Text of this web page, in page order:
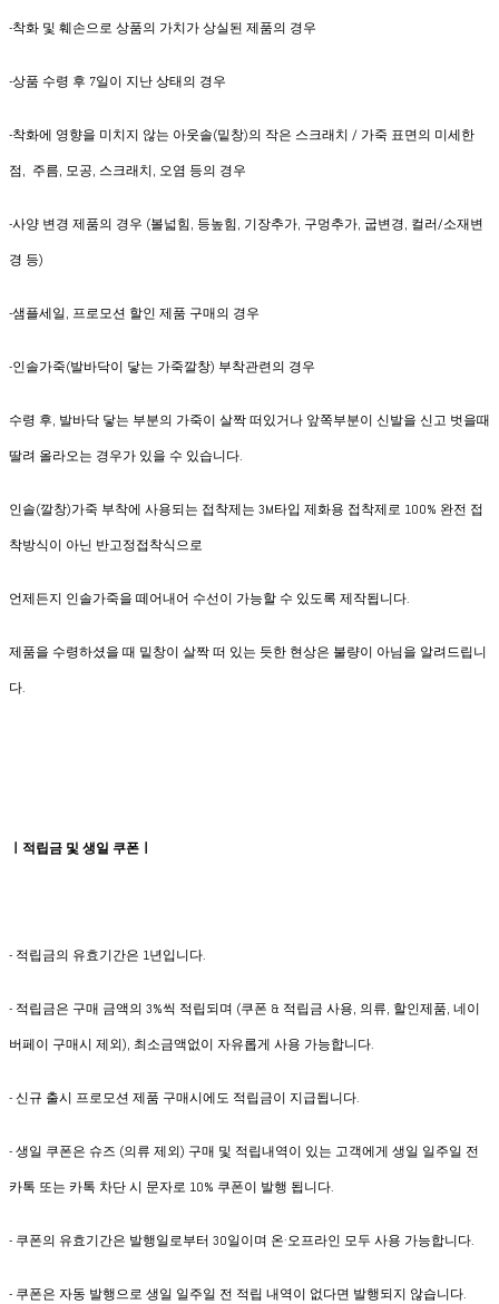
-착화 및 훼손으로 상품의 가치가 상실된 제품의 경우
-상품 수령 후 7일이 지난 상태의 경우
-착화에 영향을 미치지 않는 아웃솔(밑창)의 작은 스크래치 / 가죽 표면의 미세한
점, 주름, 모공, 스크래치, 오염 등의 경우
-사양 변경 제품의 경우 (볼넓힘, 등높힘, 기장추가, 구멍추가, 굽변경, 컬러/소재변
경 등)
-샘플세일, 프로모션 할인 제품 구매의 경우
-인솔가죽(발바닥이 닿는 가죽깔창) 부착관련의 경우
수령 후, 발바닥 닿는 부분의 가죽이 살짝 떠있거나 앞쪽부분이 신발을 신고 벗을때
딸려 올라오는 경우가 있을 수 있습니다.
인솔(깔창)가죽 부착에 사용되는 접착제는 3M타입 제화용 접착제로 100% 완전 접
착방식이 아닌 반고정접착식으로
언제든지 인솔가죽을 떼어내어 수선이 가능할 수 있도록 제작됩니다.
제품을 수령하셨을 때 밑창이 살짝 떠 있는 듯한 현상은 불량이 아님을 알려드립니
다.
ㅣ적립금 및 생일 쿠폰ㅣ
- 적립금의 유효기간은 1년입니다.
- 적립금은 구매 금액의 3%씩 적립되며 (쿠폰 & 적립금 사용, 의류, 할인제품, 네이
버페이 구매시 제외), 최소금액없이 자유롭게 사용 가능합니다.
- 신규 출시 프로모션 제품 구매시에도 적립금이 지급됩니다.
- 생일 쿠폰은 슈즈 (의류 제외) 구매 및 적립내역이 있는 고객에게 생일 일주일 전
카톡 또는 카톡 차단 시 문자로 10% 쿠폰이 발행 됩니다.
- 쿠폰의 유효기간은 발행일로부터 30일이며 온·오프라인 모두 사용 가능합니다.
- 쿠폰은 자동 발행으로 생일 일주일 전 적립 내역이 없다면 발행되지 않습니다.